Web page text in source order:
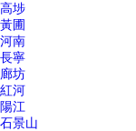
高埗
黃圃
河南
長寧
廊坊
紅河
陽江
石景山